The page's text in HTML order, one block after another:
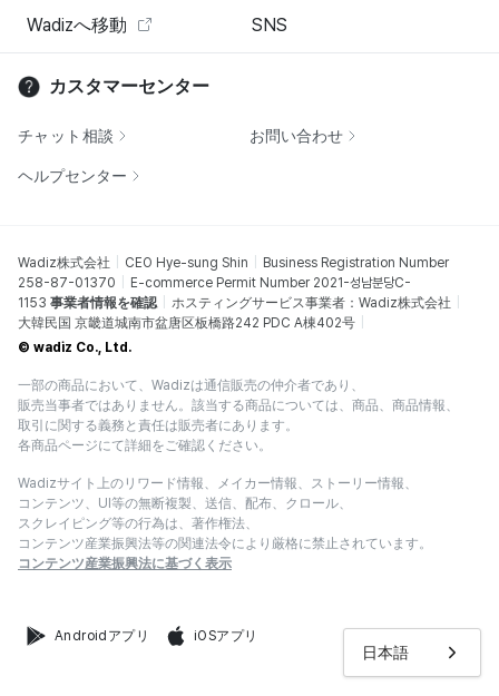
日本語
Wadizへ移動
SNS
カスタマーセンター
チャット相談 お問い合わせ
ヘルプセンター
Wadiz株式会社 CEO Hye-sung Shin
Business Registration Number
258-87-01370
E-commerce Permit Number 2021-성남분당C-
1153 事業者情報を確認
ホスティングサービス事業者：Wadiz株式会社
大韓民国 京畿道城南市盆唐区板橋路242 PDC A棟402号
© wadiz Co., Ltd.
一部の商品において、Wadizは通信販売の仲介者であり、
販売当事者ではありません。該当する商品については、商品、商品情報、
取引に関する義務と責任は販売者にあります。
各商品ページにて詳細をご確認ください。
Wadizサイト上のリワード情報、メイカー情報、ストーリー情報、
コンテンツ、UI等の無断複製、送信、配布、クロール、
スクレイピング等の行為は、著作権法、
コンテンツ産業振興法等の関連法令により厳格に禁止されています。
コンテンツ産業振興法に基づく表示
Androidアプリ iOSアプリ